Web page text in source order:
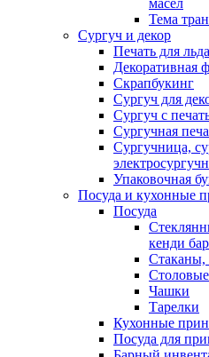
масел
Тема
Сургуч и декор
Печать для льда
Декоративная
Скрапбукинг
Сургуч для
Сургуч с
Сургучная
Сургучница,
Упаковочная
Посуда и кухонные
Посуда
кенди
Стаканы,
Чашки
Тарелки
Кухонные
Посуда для